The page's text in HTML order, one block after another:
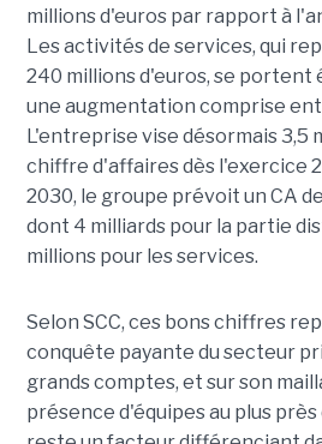
millions d'euros par rapport à
Les activités de services, qui
240 millions d'euros, se portent
une augmentation comprise
L'entreprise vise désormais 3,5
chiffre d'affaires dès l'exercice
2030, le groupe prévoit un CA
dont 4 milliards pour la partie
millions pour les services.
Selon SCC, ces bons chiffres
conquête payante du secteur
grands comptes, et sur son
présence d'équipes au plus